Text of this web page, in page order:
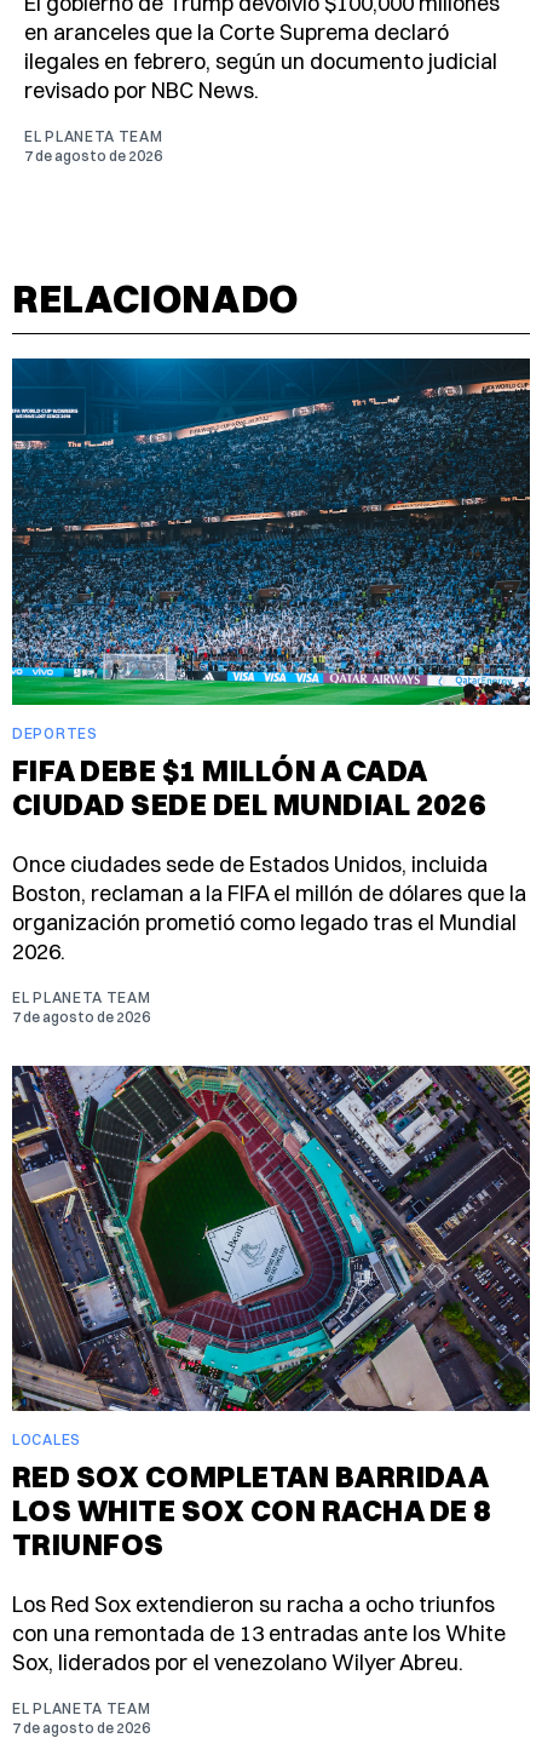
en aranceles que la Corte Suprema declaró
ilegales en febrero, según un documento judicial
revisado por NBC News.
EL PLANETA TEAM
7 de agosto de 2026
RELACIONADO
DEPORTES
FIFA DEBE $1 MILLÓN A CADA
CIUDAD SEDE DEL MUNDIAL 2026
Once ciudades sede de Estados Unidos, incluida
Boston, reclaman a la FIFA el millón de dólares que la
organización prometió como legado tras el Mundial
2026.
EL PLANETA TEAM
7 de agosto de 2026
LOCALES
RED SOX COMPLETAN BARRIDA A
LOS WHITE SOX CON RACHA DE 8
TRIUNFOS
Los Red Sox extendieron su racha a ocho triunfos
con una remontada de 13 entradas ante los White
Sox, liderados por el venezolano Wilyer Abreu.
EL PLANETA TEAM
7 de agosto de 2026